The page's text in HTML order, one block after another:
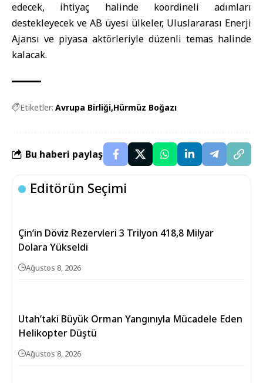
edecek, ihtiyaç halinde koordineli adımları
destekleyecek ve AB üyesi ülkeler, Uluslararası Enerji
Ajansı ve piyasa aktörleriyle düzenli temas halinde
kalacak.
Etiketler: Avrupa Birliği Hürmüz Boğazı
Bu haberi paylaş
Editörün Seçimi
Çin’in Döviz Rezervleri 3 Trilyon 418,8 Milyar
Dolara Yükseldi
Ağustos 8, 2026
Utah’taki Büyük Orman Yangınıyla Mücadele Eden
Helikopter Düştü
Ağustos 8, 2026